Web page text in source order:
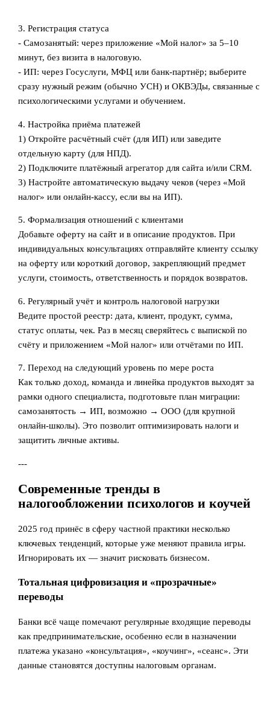
3. Регистрация статуса
- Самозанятый: через приложение «Мой налог» за 5–10
минут, без визита в налоговую.
- ИП: через Госуслуги, МФЦ или банк‑партнёр; выберите
сразу нужный режим (обычно УСН) и ОКВЭДы, связанные с
психологическими услугами и обучением.
4. Настройка приёма платежей
1) Откройте расчётный счёт (для ИП) или заведите
отдельную карту (для НПД).
2) Подключите платёжный агрегатор для сайта и/или CRM.
3) Настройте автоматическую выдачу чеков (через «Мой
налог» или онлайн‑кассу, если вы на ИП).
5. Формализация отношений с клиентами
Добавьте оферту на сайт и в описание продуктов. При
индивидуальных консультациях отправляйте клиенту ссылку
на оферту или короткий договор, закрепляющий предмет
услуги, стоимость, ответственность и порядок возвратов.
6. Регулярный учёт и контроль налоговой нагрузки
Ведите простой реестр: дата, клиент, продукт, сумма,
статус оплаты, чек. Раз в месяц сверяйтесь с выпиской по
счёту и приложением «Мой налог» или отчётами по ИП.
7. Переход на следующий уровень по мере роста
Как только доход, команда и линейка продуктов выходят за
рамки одного специалиста, подготовьте план миграции:
самозанятость → ИП, возможно → ООО (для крупной
онлайн‑школы). Это позволит оптимизировать налоги и
защитить личные активы.
---
Современные тренды в
налогообложении психологов и коучей
2025 год принёс в сферу частной практики несколько
ключевых тенденций, которые уже меняют правила игры.
Игнорировать их — значит рисковать бизнесом.
Тотальная цифровизация и «прозрачные»
переводы
Банки всё чаще помечают регулярные входящие переводы
как предпринимательские, особенно если в назначении
платежа указано «консультация», «коучинг», «сеанс». Эти
данные становятся доступны налоговым органам.